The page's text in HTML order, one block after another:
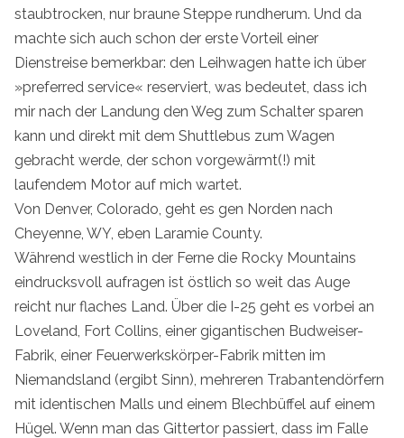
staubtrocken, nur braune Steppe rundherum. Und da
machte sich auch schon der erste Vorteil einer
Dienstreise bemerkbar: den Leihwagen hatte ich über
»preferred service« reserviert, was bedeutet, dass ich
mir nach der Landung den Weg zum Schalter sparen
kann und direkt mit dem Shuttlebus zum Wagen
gebracht werde, der schon vorgewärmt(!) mit
laufendem Motor auf mich wartet.
Von Denver, Colorado, geht es gen Norden nach
Cheyenne, WY, eben Laramie County.
Während westlich in der Ferne die Rocky Mountains
eindrucksvoll aufragen ist östlich so weit das Auge
reicht nur flaches Land. Über die I-25 geht es vorbei an
Loveland, Fort Collins, einer gigantischen Budweiser-
Fabrik, einer Feuerwerkskörper-Fabrik mitten im
Niemandsland (ergibt Sinn), mehreren Trabantendörfern
mit identischen Malls und einem Blechbüffel auf einem
Hügel. Wenn man das Gittertor passiert, dass im Falle